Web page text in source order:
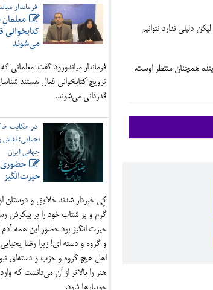
دارد، لیکن دلیلی ندارد نتوانیم
همچنان منتظر اوست.
فرماندار
کتابخوانی
می‌شوند
فرماندار میاندورود گفت: معلمانی
ترویج کتابخوانی فعال هستند
قدردانی می‌شوند.
در حکایت
یحیایی؛
جهانی ایران
حضوری
حیرت‌انگیز
کِی خبردار شدند خلایق و دوستان
گرم و پر شتاب خود را بر پیکرش
حیرت انگیز بود حضور این همه
و گروه و دسته ای! زیرا رضا یحیایی
اهل هیچ گروه و حزب و دسته‌ای
هنر را بالاتر از آن می‌دانست که
جویبارها شود.